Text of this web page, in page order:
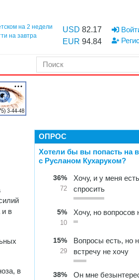
на 2 недели
на завтра
USD 82.17
EUR 94.84
и в
в
ОПРОС
Хотели бы вы попасть на
с Русланом Кухаруком?
36%
72
Хочу, и у меня
спросить
5%
10
Хочу, но вопросов
15%
29
Вопросы есть, но
встречу не хочу
38% Он мне